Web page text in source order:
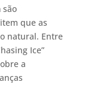
são
que as
natural. Entre
Ice”
a